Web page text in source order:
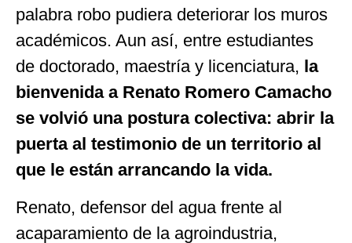
palabra robo pudiera deteriorar los muros
académicos. Aun así, entre estudiantes
de doctorado, maestría y licenciatura, la
bienvenida a Renato Romero Camacho
se volvió una postura colectiva: abrir la
puerta al testimonio de un territorio al
que le están arrancando la vida.
Renato, defensor del agua frente al
acaparamiento de la agroindustria,